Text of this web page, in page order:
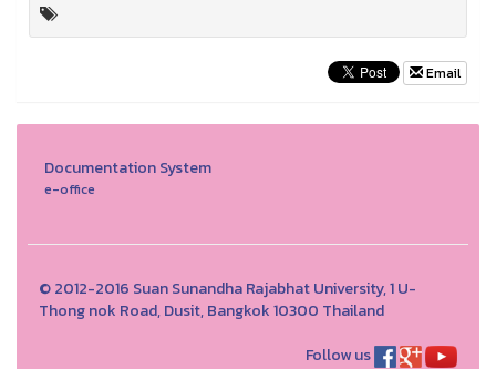
Email
Documentation System
e-office
© 2012-2016 Suan Sunandha Rajabhat University, 1 U-
Thong nok Road, Dusit, Bangkok 10300 Thailand
Follow us